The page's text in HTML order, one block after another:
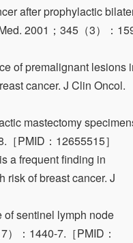
after prophylactic
2001；345（3）：
of premalignant lesions
cancer. J Clin Oncol.
mastectomy
PMID：12655515］
a frequent finding in
risk of breast cancer. J
of sentinel lymph node
：1440-7.［PMID：